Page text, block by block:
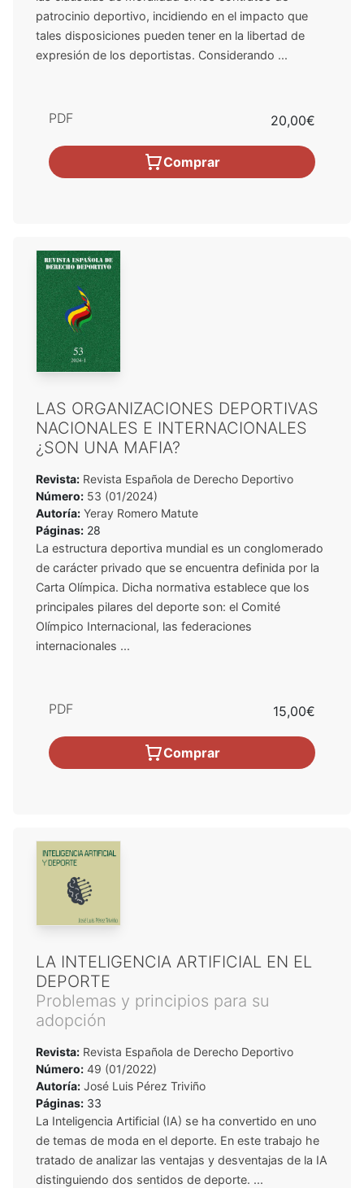
patrocinio deportivo, incidiendo en el impacto que
tales disposiciones pueden tener en la libertad de
expresión de los deportistas. Considerando ...
PDF 20,00€
Comprar
LAS ORGANIZACIONES DEPORTIVAS
NACIONALES E INTERNACIONALES
¿SON UNA MAFIA?
Revista: Revista Española de Derecho Deportivo
Número: 53 (01/2024)
Autoría: Yeray Romero Matute
Páginas: 28
La estructura deportiva mundial es un conglomerado
de carácter privado que se encuentra definida por la
Carta Olímpica. Dicha normativa establece que los
principales pilares del deporte son: el Comité
Olímpico Internacional, las federaciones
internacionales ...
PDF 15,00€
Comprar
LA INTELIGENCIA ARTIFICIAL EN EL
DEPORTE
Problemas y principios para su
adopción
Revista: Revista Española de Derecho Deportivo
Número: 49 (01/2022)
Autoría: José Luis Pérez Triviño
Páginas: 33
La Inteligencia Artificial (IA) se ha convertido en uno
de temas de moda en el deporte. En este trabajo he
tratado de analizar las ventajas y desventajas de la IA
distinguiendo dos sentidos de deporte. ...